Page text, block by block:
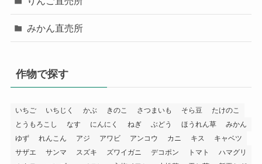
みかん直売所
作物で探す
いちご いちじく かぶ きのこ さつまいも そら豆
たけのこ
とうもろこし
なす にんにく ねぎ ぶどう ほうれん草
みかん
ゆず
れんこん アジ アワビ アンコウ カニ キス
キャベツ
サザエ
サンマ スズキ ズワイガニ デコポン トマト
ハマグリ